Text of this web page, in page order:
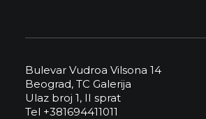
Bulevar Vudroa Vilsona 14
Beograd, TC Galerija
Ulaz broj 1, II sprat
Tel +381694411011